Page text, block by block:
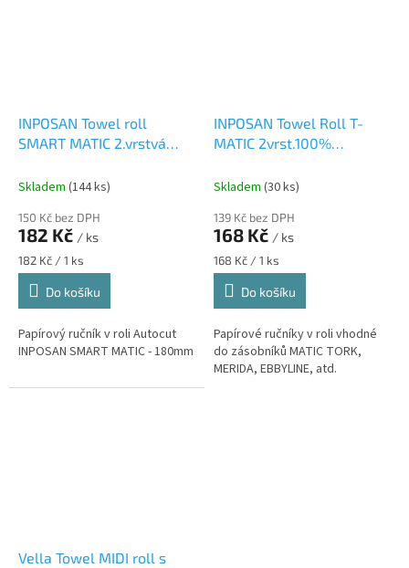
INPOSAN Towel roll
SMART MATIC 2.vrstvá
Skladem (144 ks)
150 Kč bez DPH
182 Kč / ks
Měrná
cena:
182 Kč / 1 ks
Do košíku
Papírový ručník v roli Autocut
INPOSAN SMART MATIC - 180mm
INPOSAN Towel Roll T-
MATIC 2vrst.100%
Skladem (30 ks)
139 Kč bez DPH
168 Kč / ks
Měrná
cena:
168 Kč / 1 ks
Do košíku
Papírové ručníky v roli vhodné
do zásobníků MATIC TORK,
MERIDA, EBBYLINE, atd.
Vella Towel MIDI roll s